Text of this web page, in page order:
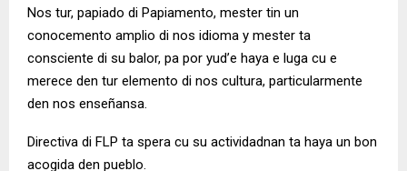
Nos tur, papiado di Papiamento, mester tin un
conocemento amplio di nos idioma y mester ta
consciente di su balor, pa por yud’e haya e luga cu e
merece den tur elemento di nos cultura, particularmente
den nos enseñansa.
Directiva di FLP ta spera cu su actividadnan ta haya un bon
acogida den pueblo.